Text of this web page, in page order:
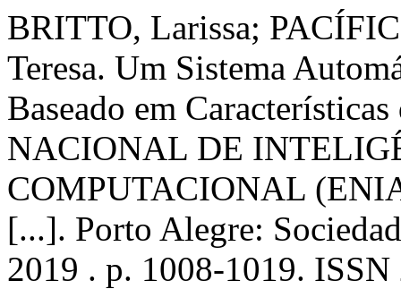
BRITTO, Larissa;
Teresa. Um Sistema
Baseado em
NACIONAL DE
COMPUTACIONAL
[...]. Porto Alegre:
2019 . p. 1008-1019.